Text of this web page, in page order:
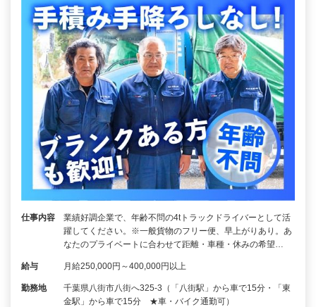
仕事内容
業績好調企業で、年齢不問の4tトラックドライバーとして活
躍してください。※一般貨物のフリー便、早上がりあり。あ
なたのプライベートに合わせて距離・車種・休みの希望…
給与 月給250,000円～400,000円以上
勤務地
千葉県八街市八街へ325-3（「八街駅」から車で15分・「東
金駅」から車で15分 ★車・バイク通勤可）